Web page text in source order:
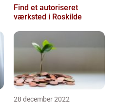
Find et autoriseret
værksted i Roskilde
28 december 2022